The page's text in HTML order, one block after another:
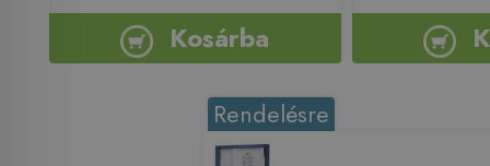
Kosárba
Rendelésre